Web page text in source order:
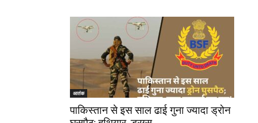
आतंक
पाकिस्तान से इस साल ढाई गुना ज्यादा ड्रोन